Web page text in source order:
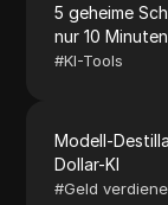
5 geheime
nur 10
#KI-Tools
Modell-
Dollar-KI
#Geld